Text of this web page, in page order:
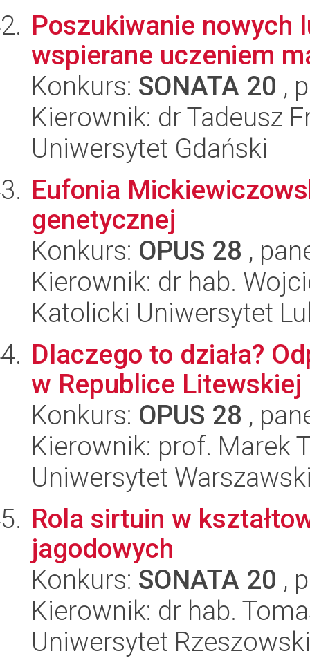
Poszukiwanie nowych
wspierane uczeniem
Konkurs: SONATA 20 ,
Kierownik: dr Tadeusz
Uniwersytet Gdański
Eufonia
genetycznej
Konkurs: OPUS 28 ,
Kierownik: dr hab.
Katolicki Uniwersytet
Dlaczego to działa?
w Republice Litewskiej
Konkurs: OPUS 28 ,
Kierownik: prof. Marek
Uniwersytet
Rola sirtuin w
jagodowych
Konkurs: SONATA 20 ,
Kierownik: dr hab.
Uniwersytet Rzeszowski